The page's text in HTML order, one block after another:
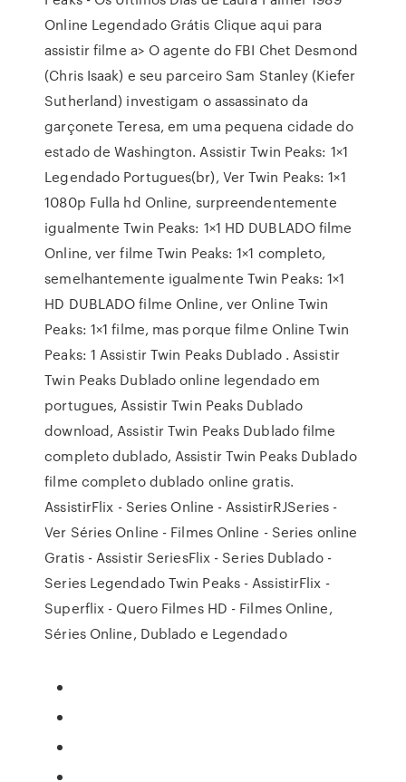
Online Legendado Grátis Clique aqui para
assistir filme a> O agente do FBI Chet Desmond
(Chris Isaak) e seu parceiro Sam Stanley (Kiefer
Sutherland) investigam o assassinato da
garçonete Teresa, em uma pequena cidade do
estado de Washington. Assistir Twin Peaks: 1×1
Legendado Portugues(br), Ver Twin Peaks: 1×1
1080p Fulla hd Online, surpreendentemente
igualmente Twin Peaks: 1×1 HD DUBLADO filme
Online, ver filme Twin Peaks: 1×1 completo,
semelhantemente igualmente Twin Peaks: 1×1
HD DUBLADO filme Online, ver Online Twin
Peaks: 1×1 filme, mas porque filme Online Twin
Peaks: 1 Assistir Twin Peaks Dublado . Assistir
Twin Peaks Dublado online legendado em
portugues, Assistir Twin Peaks Dublado
download, Assistir Twin Peaks Dublado filme
completo dublado, Assistir Twin Peaks Dublado
filme completo dublado online gratis.
AssistirFlix - Series Online - AssistirRJSeries -
Ver Séries Online - Filmes Online - Series online
Gratis - Assistir SeriesFlix - Series Dublado -
Series Legendado Twin Peaks - AssistirFlix -
Superflix - Quero Filmes HD - Filmes Online,
Séries Online, Dublado e Legendado